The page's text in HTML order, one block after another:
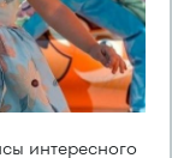
интересного